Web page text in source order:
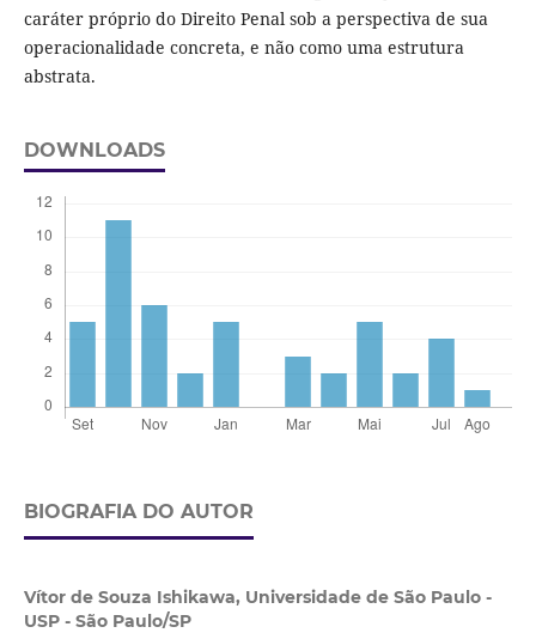
caráter próprio do Direito Penal sob a perspectiva de sua
operacionalidade concreta, e não como uma estrutura
abstrata.
DOWNLOADS
BIOGRAFIA DO AUTOR
Vítor de Souza Ishikawa, Universidade de São Paulo -
USP - São Paulo/SP